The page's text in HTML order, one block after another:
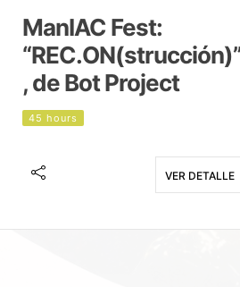
ManIAC Fest:
, de Bot Project
45 hours
VER DETALLE